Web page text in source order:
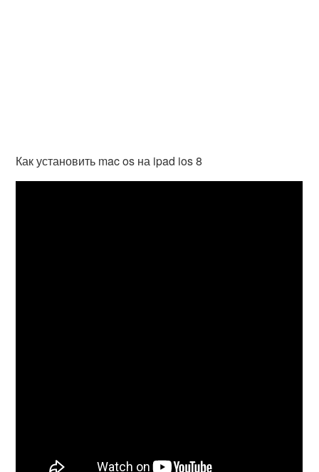
Как установить mac os на ipad ios 8